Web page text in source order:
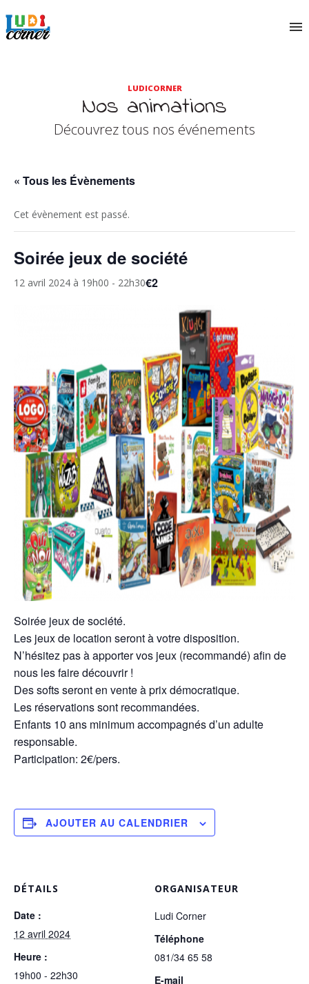
LUDICORNER
Nos animations
Découvrez tous nos événements
« Tous les Évènements
Cet évènement est passé.
Soirée jeux de société
12 avril 2024 à 19h00 - 22h30€2
Soirée jeux de société.
Les jeux de location seront à votre disposition.
N’hésitez pas à apporter vos jeux (recommandé) afin de
nous les faire découvrir !
Des softs seront en vente à prix démocratique.
Les réservations sont recommandées.
Enfants 10 ans minimum accompagnés d’un adulte
responsable.
Participation: 2€/pers.
AJOUTER AU CALENDRIER
DÉTAILS
Date :
12 avril 2024
Heure :
19h00 - 22h30
ORGANISATEUR
Ludi Corner
Téléphone
081/34 65 58
E-mail